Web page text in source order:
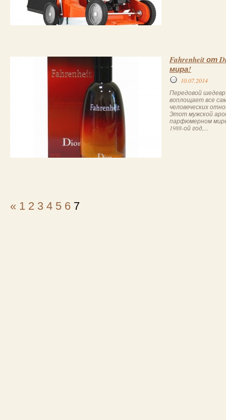
Fahrenheit от
мира!
10.07.2014
Передовой
воплощает все
человеческих
Этот мужской
парфюмерном
1988-ой год,...
« 1 2 3 4 5 6 7